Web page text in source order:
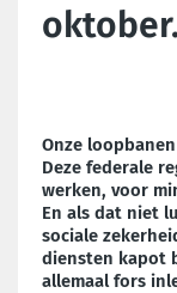
Onze
Deze federale
werken, voor
En als dat niet
sociale
diensten kapot
allemaal fors